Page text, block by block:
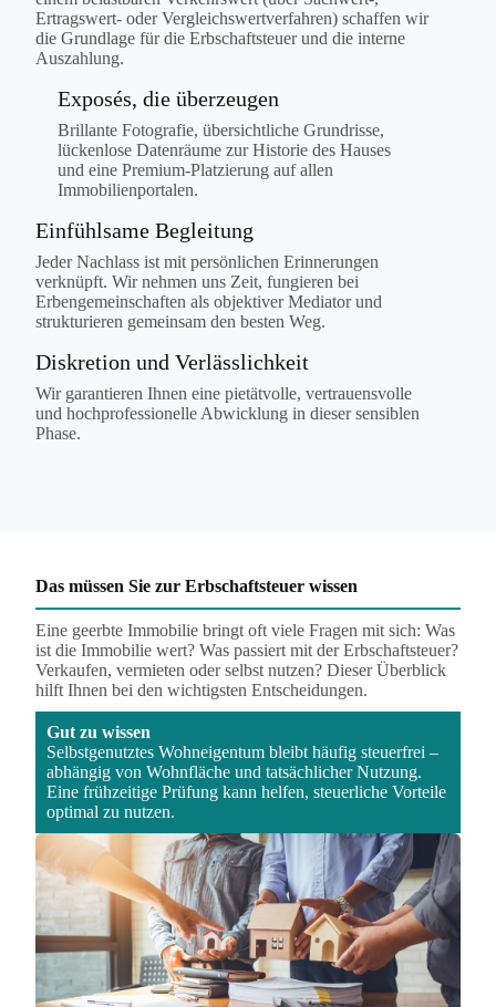
Ertragswert- oder Vergleichswertverfahren) schaffen wir
die Grundlage für die Erbschaftsteuer und die interne
Auszahlung.
Exposés, die überzeugen
Brillante Fotografie, übersichtliche Grundrisse,
lückenlose Datenräume zur Historie des Hauses
und eine Premium-Platzierung auf allen
Immobilienportalen.
Einfühlsame Begleitung
Jeder Nachlass ist mit persönlichen Erinnerungen
verknüpft. Wir nehmen uns Zeit, fungieren bei
Erbengemeinschaften als objektiver Mediator und
strukturieren gemeinsam den besten Weg.
Diskretion und Verlässlichkeit
Wir garantieren Ihnen eine pietätvolle, vertrauensvolle
und hochprofessionelle Abwicklung in dieser sensiblen
Phase.
Das müssen Sie zur Erbschaftsteuer wissen
Eine geerbte Immobilie bringt oft viele Fragen mit sich: Was
ist die Immobilie wert? Was passiert mit der Erbschaftsteuer?
Verkaufen, vermieten oder selbst nutzen? Dieser Überblick
hilft Ihnen bei den wichtigsten Entscheidungen.
Gut zu wissen
Selbstgenutztes Wohneigentum bleibt häufig steuerfrei –
abhängig von Wohnfläche und tatsächlicher Nutzung.
Eine frühzeitige Prüfung kann helfen, steuerliche Vorteile
optimal zu nutzen.